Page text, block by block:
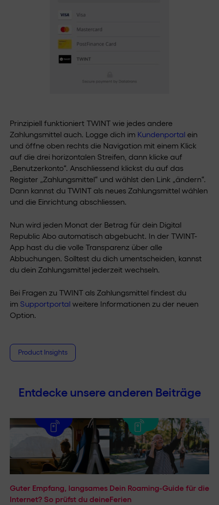
Prinzipiell funktioniert TWINT wie jedes andere
Zahlungsmittel auch. Logge dich im Kundenportal ein
und öffne oben rechts die Navigation mit einem Klick
auf die drei horizontalen Streifen, dann klicke auf
„Benutzerkonto“. Anschliessend klickst du auf das
Register „Zahlungsmittel“ und wählst den Link „ändern“.
Dann kannst du TWINT als neues Zahlungsmittel wählen
und die Einrichtung abschliessen.
Nun wird jeden Monat der Betrag für dein Digital
Republic Abo automatisch abgebucht. In der TWINT-
App hast du die volle Transparenz über alle
Abbuchungen. Solltest du dich umentscheiden, kannst
du dein Zahlungsmittel jederzeit wechseln.
Bei Fragen zu TWINT als Zahlungsmittel findest du
im Supportportal weitere Informationen zu der neuen
Option.
Product Insights
Entdecke unsere anderen Beiträge
Guter Empfang, langsames
Internet? So prüfst du deine
Dein Roaming-Guide für die
Ferien